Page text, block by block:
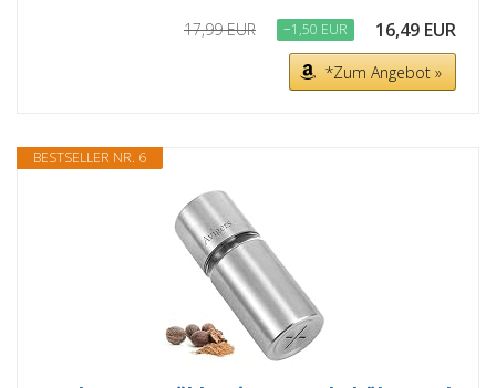
17,99 EUR −1,50 EUR 16,49 EUR
*Zum Angebot »
BESTSELLER NR. 6